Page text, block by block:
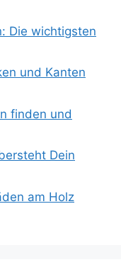
Die wichtigsten
und Kanten
finden und
Dein
am Holz